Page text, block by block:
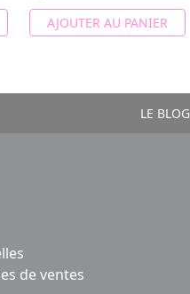
AJOUTER AU PANIER
LE BLOG
de ventes